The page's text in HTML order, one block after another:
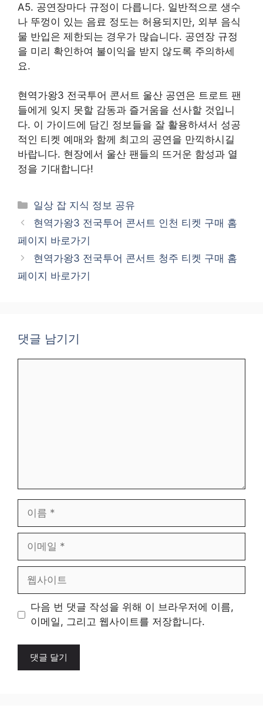
A5. 공연장마다 규정이 다릅니다. 일반적으로 생수
나 뚜껑이 있는 음료 정도는 허용되지만, 외부 음식
물 반입은 제한되는 경우가 많습니다. 공연장 규정
을 미리 확인하여 불이익을 받지 않도록 주의하세
요.
현역가왕3 전국투어 콘서트 울산 공연은 트로트 팬
들에게 잊지 못할 감동과 즐거움을 선사할 것입니
다. 이 가이드에 담긴 정보들을 잘 활용하셔서 성공
적인 티켓 예매와 함께 최고의 공연을 만끽하시길
바랍니다. 현장에서 울산 팬들의 뜨거운 함성과 열
정을 기대합니다!
카
테
리
일상 잡 지식 정보 공유
현역가왕3 전국투어 콘서트 인천 티켓 구매 홈
페이지 바로가기
현역가왕3 전국투어 콘서트 청주 티켓 구매 홈
페이지 바로가기
댓글 남기기
일
트
다음 번 댓글 작성을 위해 이 브라우저에 이름,
이메일, 그리고 웹사이트를 저장합니다.